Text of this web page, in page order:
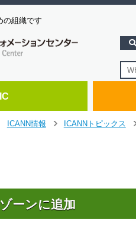
の組織です
ICANN情報
ICANNトピックス
ーンに追加